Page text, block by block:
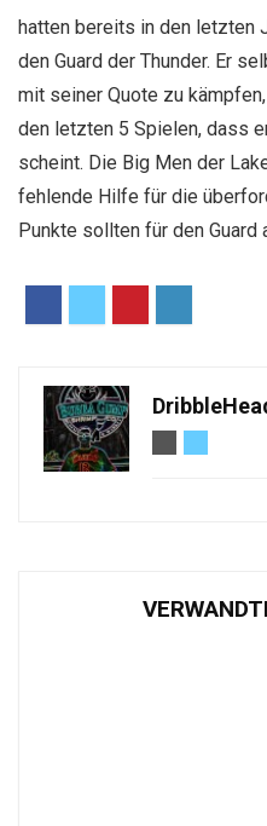
hatten bereits in den letzten
den Guard der Thunder. Er
mit seiner Quote zu
den letzten 5 Spielen, dass
scheint. Die Big Men der
fehlende Hilfe für die
Punkte sollten für den Guard